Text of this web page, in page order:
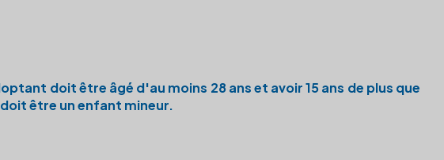
doit être âgé d'au moins 28 ans et avoir 15 ans de plus que
être un enfant mineur.